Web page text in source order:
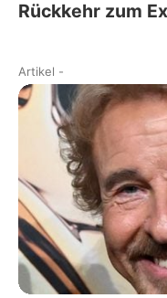
Rückkehr zum
Artikel -